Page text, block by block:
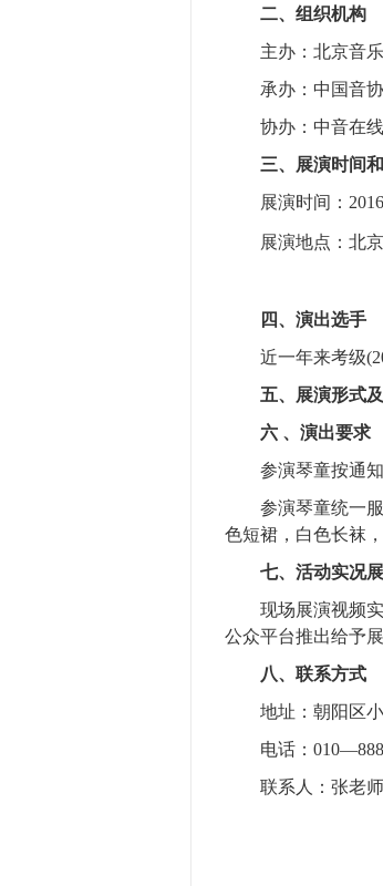
二、组织机构
主办：北京音乐
承办：中国音协
协办：中音在线
三、展演时间
展演时间：2016
展演地点：北
四、演出选手
近一年来考级
五、展演形式
六 、演出要求
参演琴童按通知
参演琴童统一服
色短裙，
七、活动实况
现场展演视频实
公众平台推出给予
八、联系方式
地址：朝阳区小
电话：
联系人：张老师